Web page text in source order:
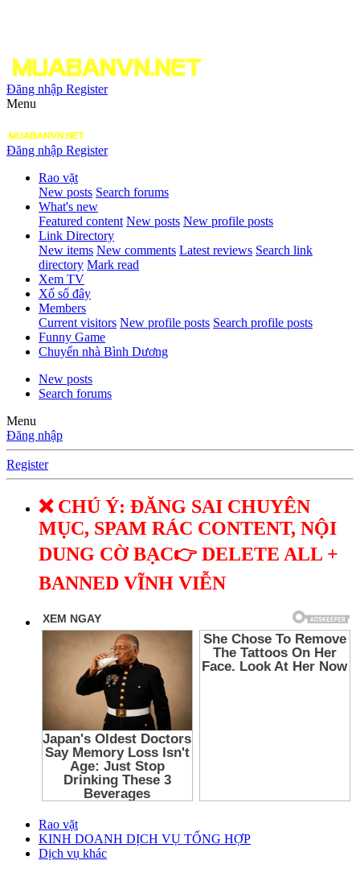
Đăng nhập Register
Menu
Đăng nhập Register
Rao vặt
New posts Search forums
What's new
Featured content New posts New profile posts
Link Directory
New items New comments Latest reviews Search link
directory Mark read
Xem TV
Xổ số đây
Members
Current visitors New profile posts Search profile posts
Funny Game
Chuyển nhà Bình Dương
New posts
Search forums
Menu
Đăng nhập
Register
❌ CHÚ Ý: ĐĂNG SAI CHUYÊN
MỤC, SPAM RÁC CONTENT, NỘI
DUNG CỜ BẠC👉 DELETE ALL +
BANNED VĨNH VIỄN
Rao vặt
KINH DOANH DỊCH VỤ TỔNG HỢP
Dịch vụ khác